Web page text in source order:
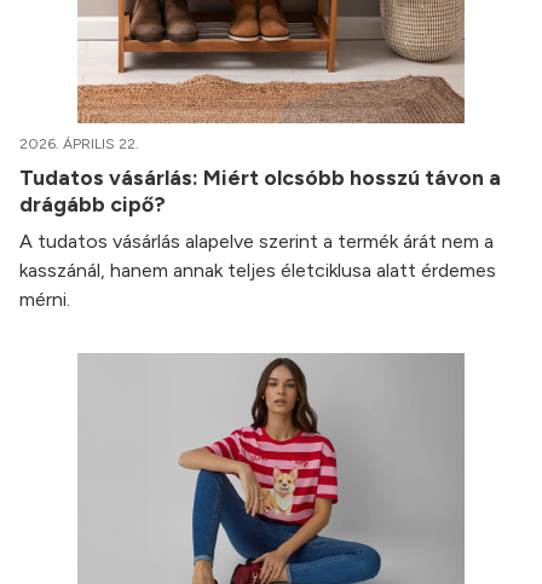
2026. ÁPRILIS 22.
Tudatos vásárlás: Miért olcsóbb hosszú távon a
drágább cipő?
A tudatos vásárlás alapelve szerint a termék árát nem a
kasszánál, hanem annak teljes életciklusa alatt érdemes
mérni.